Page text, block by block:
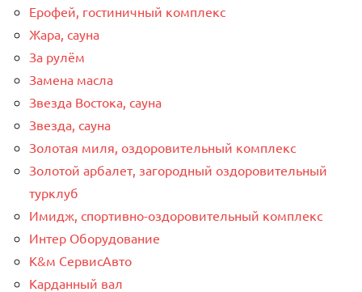
Ерофей, гостиничный комплекс
Жара, сауна
За рулём
Замена масла
Звезда Востока, сауна
Звезда, сауна
Золотая миля, оздоровительный комплекс
Золотой арбалет, загородный оздоровительный
турклуб
Имидж, спортивно-оздоровительный комплекс
Интер Оборудование
К&м СервисАвто
Карданный вал